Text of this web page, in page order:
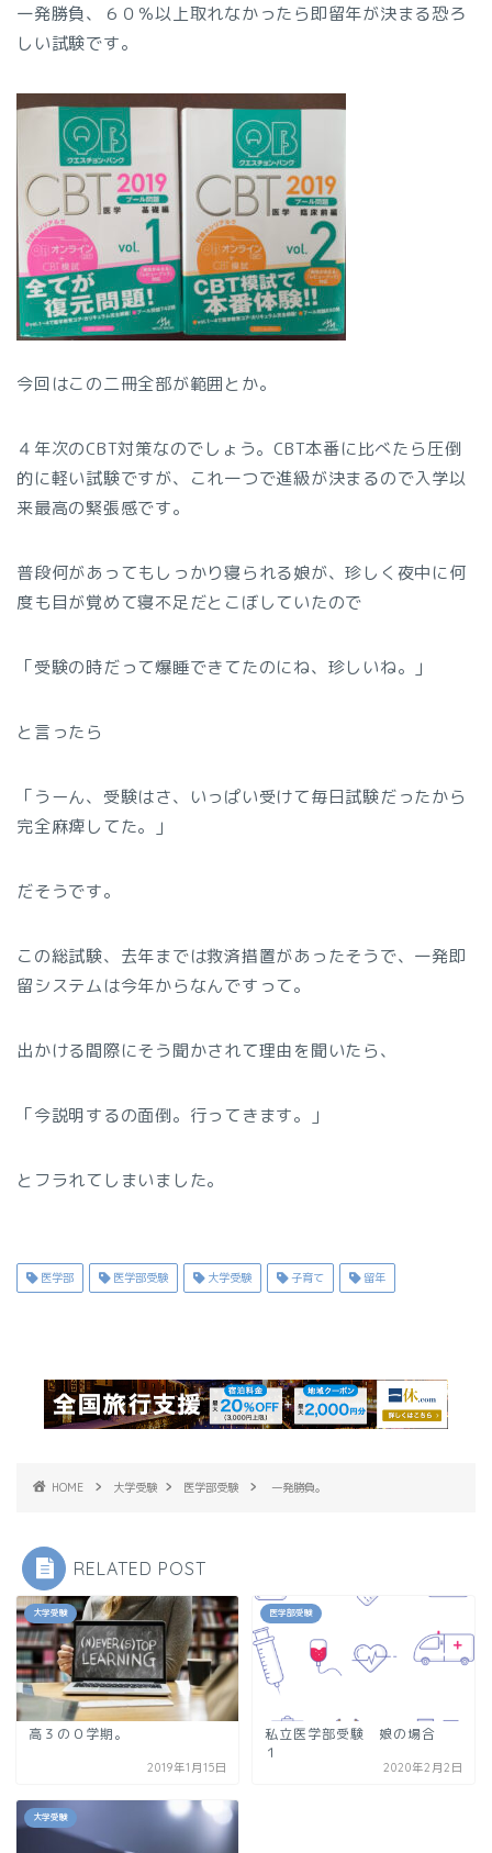
一発勝負、６０％以上取れなかったら即留年が決まる恐ろ
しい試験です。
今回はこの二冊全部が範囲とか。
４年次のCBT対策なのでしょう。CBT本番に比べたら圧倒
的に軽い試験ですが、これ一つで進級が決まるので入学以
来最高の緊張感です。
普段何があってもしっかり寝られる娘が、珍しく夜中に何
度も目が覚めて寝不足だとこぼしていたので
「受験の時だって爆睡できてたのにね、珍しいね。」
と言ったら
「うーん、受験はさ、いっぱい受けて毎日試験だったから
完全麻痺してた。」
だそうです。
この総試験、去年までは救済措置があったそうで、一発即
留システムは今年からなんですって。
出かける間際にそう聞かされて理由を聞いたら、
「今説明するの面倒。行ってきます。」
とフラれてしまいました。
医学部 医学部受験 大学受験 子育て 留年
HOME 大学受験 医学部受験 一発勝負。
RELATED POST
大学受験
高３の０学期。
2019年1月15日
医学部受験
私立医学部受験 娘の場合
１
2020年2月2日
大学受験